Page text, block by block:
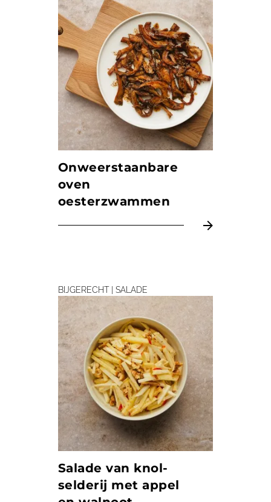
Onweerstaanbare
oven
oesterzwammen
BIJGERECHT | SALADE
Salade van knol­
selderij met appel